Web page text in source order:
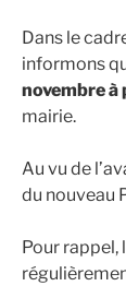
Dans le
informons
novembre
mairie.
Au vu de
du nouveau
Pour